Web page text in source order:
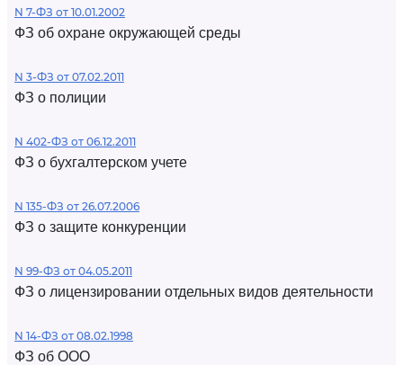
N 7-ФЗ от 10.01.2002
ФЗ об охране окружающей среды
N 3-ФЗ от 07.02.2011
ФЗ о полиции
N 402-ФЗ от 06.12.2011
ФЗ о бухгалтерском учете
N 135-ФЗ от 26.07.2006
ФЗ о защите конкуренции
N 99-ФЗ от 04.05.2011
ФЗ о лицензировании отдельных видов деятельности
N 14-ФЗ от 08.02.1998
ФЗ об ООО